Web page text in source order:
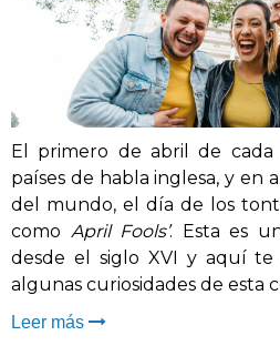
El primero de abril de
países de habla inglesa, y en
del mundo, el día de los
como April Fools’. Esta es
desde el siglo XVI y aquí
algunas curiosidades de esta
Leer más